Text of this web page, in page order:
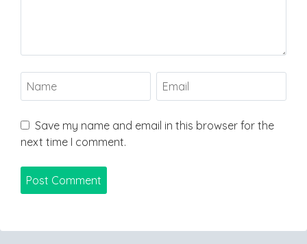
Save my name and email in this browser for the
next time I comment.